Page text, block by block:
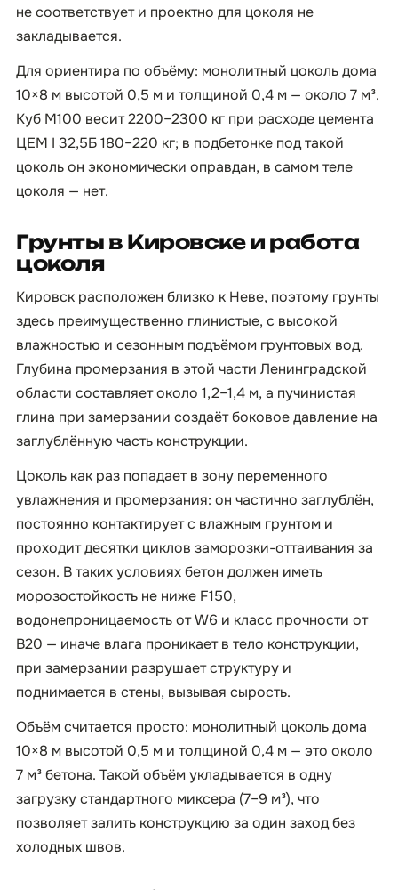
не соответствует и проектно для цоколя не
закладывается.
Для ориентира по объёму: монолитный цоколь дома
10×8 м высотой 0,5 м и толщиной 0,4 м — около 7 м³.
Куб М100 весит 2200–2300 кг при расходе цемента
ЦЕМ I 32,5Б 180–220 кг; в подбетонке под такой
цоколь он экономически оправдан, в самом теле
цоколя — нет.
Грунты в Кировске и работа
цоколя
Кировск расположен близко к Неве, поэтому грунты
здесь преимущественно глинистые, с высокой
влажностью и сезонным подъёмом грунтовых вод.
Глубина промерзания в этой части Ленинградской
области составляет около 1,2–1,4 м, а пучинистая
глина при замерзании создаёт боковое давление на
заглублённую часть конструкции.
Цоколь как раз попадает в зону переменного
увлажнения и промерзания: он частично заглублён,
постоянно контактирует с влажным грунтом и
проходит десятки циклов заморозки-оттаивания за
сезон. В таких условиях бетон должен иметь
морозостойкость не ниже F150,
водонепроницаемость от W6 и класс прочности от
B20 — иначе влага проникает в тело конструкции,
при замерзании разрушает структуру и
поднимается в стены, вызывая сырость.
Объём считается просто: монолитный цоколь дома
10×8 м высотой 0,5 м и толщиной 0,4 м — это около
7 м³ бетона. Такой объём укладывается в одну
загрузку стандартного миксера (7–9 м³), что
позволяет залить конструкцию за один заход без
холодных швов.